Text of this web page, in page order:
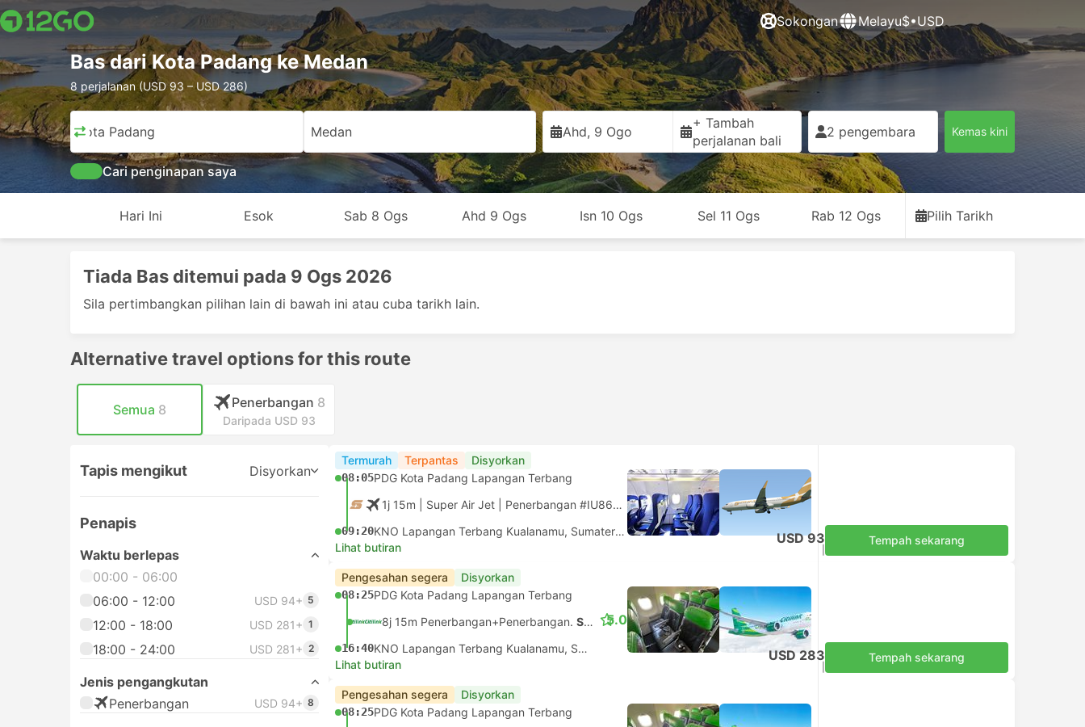
Sokongan Melayu$•USD
Bas dari Kota Padang ke Medan
8 perjalanan (USD 93 – USD 286)
Kota Padang Medan Ahd, 9 Ogo
+ Tambah
perjalanan bali
2 pengembara Kemas kini
Cari penginapan saya
Hari Ini Esok Sab 8 Ogs Ahd 9 Ogs Isn 10 Ogs Sel 11 Ogs Rab 12 Ogs Pilih Tarikh
Tiada Bas ditemui pada 9 Ogs 2026
Sila pertimbangkan pilihan lain di bawah ini atau cuba tarikh lain.
Alternative travel options for this route
Semua 8 Penerbangan 8
Daripada USD 93
Tapis mengikut Disyorkan
Penapis
Waktu berlepas
00:00 - 06:00
06:00 - 12:00
USD 94+ 5
12:00 - 18:00 USD 281+ 1
18:00 - 24:00 USD 281+ 2
Jenis pengangkutan
Penerbangan
USD 94+ 8
Termurah Terpantas Disyorkan
08:05PDG Kota Padang Lapangan Terbang
1j 15m | Super Air Jet Penerbangan #IU862 |Ekonomi
09:20
KNO Lapangan Terbang Kualanamu, Sumatera Utara
Lihat butiran
USD 93 Tempah sekarang
Pengesahan segera Disyorkan
08:25PDG Kota Padang Lapangan Terbang
8j 15m Penerbangan+Penerbangan. Sambungan tidak dijamin
16:40 KNO Lapangan Terbang Kualanamu, Sumatera Utara
5.0
Lihat butiran
USD 283 Tempah sekarang
Pengesahan segera Disyorkan
08:25PDG Kota Padang Lapangan Terbang